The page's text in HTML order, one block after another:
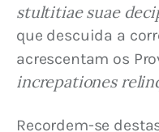
stultitiae suae
que descuida a
acrescentam os
increpationes
Recordem-se